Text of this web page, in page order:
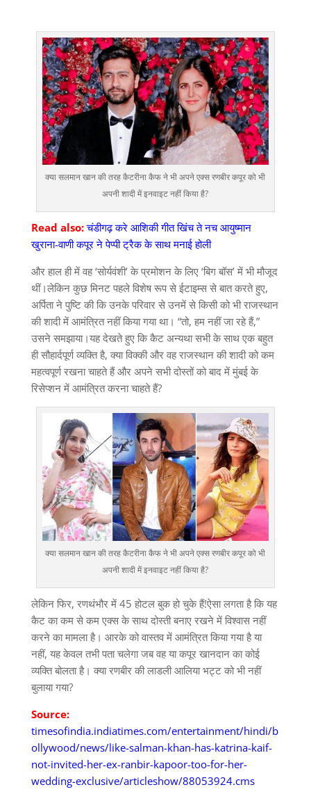
क्या सलमान खान की तरह कैटरीना कैफ ने भी अपने एक्स रणबीर कपूर को भी
अपनी शादी में इनवाइट नहीं किया है?
Read also: चंडीगढ़ करे आशिकी गीत खिंच ते नच आयुष्मान
खुराना-वाणी कपूर ने पेप्पी ट्रैक के साथ मनाई होली
और हाल ही में वह ‘सोर्यवंशी’ के प्रमोशन के लिए ‘बिग बॉस’ में भी मौजूद
थीं।लेकिन कुछ मिनट पहले विशेष रूप से ईटाइम्स से बात करते हुए,
अर्पिता ने पुष्टि की कि उनके परिवार से उनमें से किसी को भी राजस्थान
की शादी में आमंत्रित नहीं किया गया था। “तो, हम नहीं जा रहे हैं,”
उसने समझाया।यह देखते हुए कि कैट अन्यथा सभी के साथ एक बहुत
ही सौहार्दपूर्ण व्यक्ति है, क्या विक्की और वह राजस्थान की शादी को कम
महत्वपूर्ण रखना चाहते हैं और अपने सभी दोस्तों को बाद में मुंबई के
रिसेप्शन में आमंत्रित करना चाहते हैं?
क्या सलमान खान की तरह कैटरीना कैफ ने भी अपने एक्स रणबीर कपूर को भी
अपनी शादी में इनवाइट नहीं किया है?
लेकिन फिर, रणथंभौर में 45 होटल बुक हो चुके हैं!ऐसा लगता है कि यह
कैट का कम से कम एक्स के साथ दोस्ती बनाए रखने में विश्वास नहीं
करने का मामला है। आरके को वास्तव में आमंत्रित किया गया है या
नहीं, यह केवल तभी पता चलेगा जब वह या कपूर खानदान का कोई
व्यक्ति बोलता है। क्या रणबीर की लाडली आलिया भट्ट को भी नहीं
बुलाया गया?
Source:
timesofindia.indiatimes.com/entertainment/hindi/b
ollywood/news/like-salman-khan-has-katrina-kaif-
not-invited-her-ex-ranbir-kapoor-too-for-her-
wedding-exclusive/articleshow/88053924.cms